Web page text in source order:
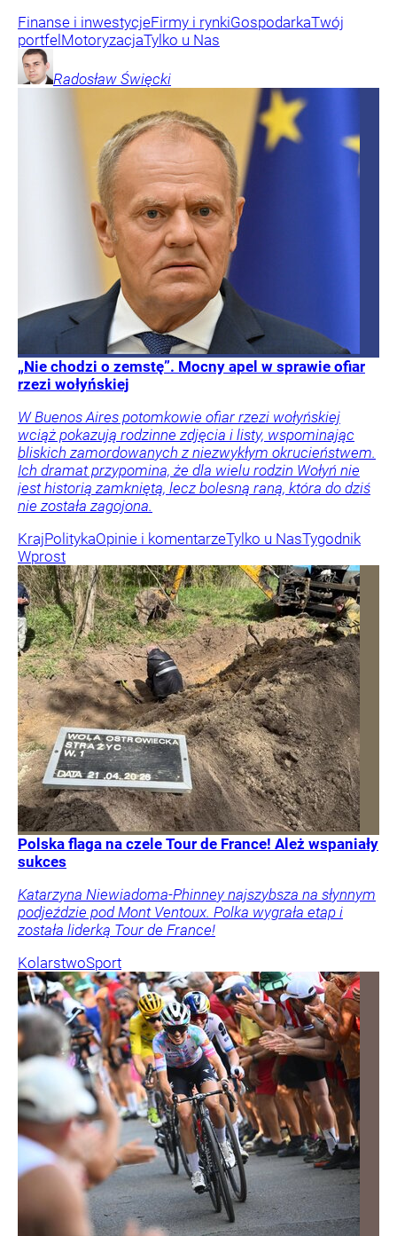
Finanse i inwestycjeFirmy i rynkiGospodarkaTwój
portfel MotoryzacjaTylko u Nas
Radosław Święcki
„Nie chodzi o zemstę”. Mocny apel w sprawie ofiar
rzezi wołyńskiej
W Buenos Aires potomkowie ofiar rzezi wołyńskiej
wciąż pokazują rodzinne zdjęcia i listy, wspominając
bliskich zamordowanych z niezwykłym okrucieństwem.
Ich dramat przypomina, że dla wielu rodzin Wołyń nie
jest historią zamkniętą, lecz bolesną raną, która do dziś
nie została zagojona.
KrajPolitykaOpinie i komentarzeTylko u NasTygodnik
Wprost
Polska flaga na czele Tour de France! Ależ wspaniały
sukces
Katarzyna Niewiadoma-Phinney najszybsza na słynnym
podjeździe pod Mont Ventoux. Polka wygrała etap i
została liderką Tour de France!
KolarstwoSport